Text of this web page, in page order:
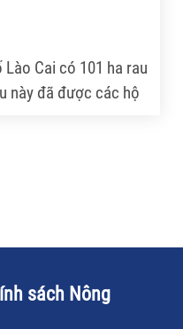
Cai có 101 ha rau
này đã được các hộ
sách Nông